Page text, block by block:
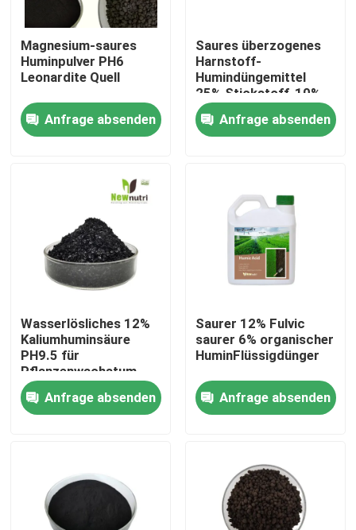
Nach Hause
Über uns
Saures organisches Humindüngemittel
Aminosäure-organisches Düngemittel
Stickstoff-organisches Düngemittel
Meerespflanzen-Auszug-Pulver-Düngemittel
Saures Pulver Fulvic
Magnesium-saures
Huminpulver PH6
Leonardite Quell
Anfrage absenden
Saures überzogenes
Harnstoff-
Humindüngemittel
25% Stickstoff-10%
Anfrage absenden
Wasserlösliches 12%
Kaliumhuminsäure
PH9.5 für
Pflanzenwachstum
Anfrage absenden
Saurer 12% Fulvic
saurer 6% organischer
HuminFlüssigdünger
Anfrage absenden